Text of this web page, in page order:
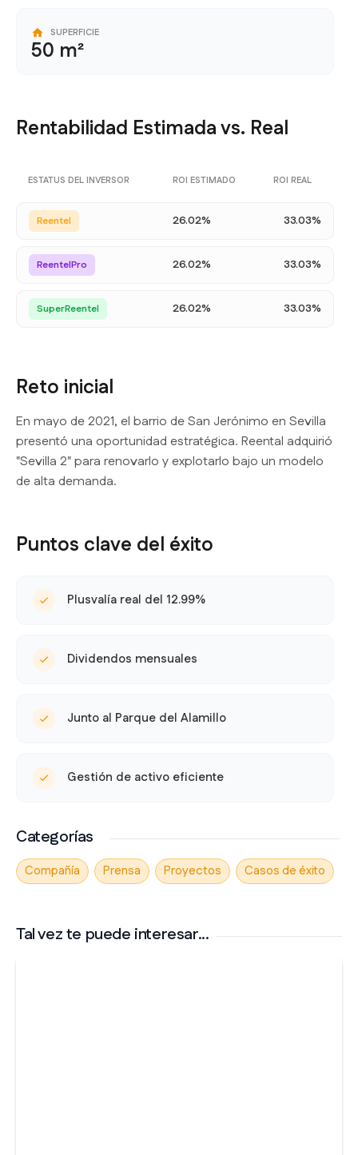
SUPERFICIE
50 m²
Rentabilidad Estimada vs. Real
ESTATUS DEL INVERSOR ROI ESTIMADO ROI REAL
Reentel 26.02% 33.03%
ReentelPro 26.02% 33.03%
SuperReentel 26.02% 33.03%
Reto inicial
En mayo de 2021, el barrio de San Jerónimo en Sevilla
presentó una oportunidad estratégica. Reental adquirió
"Sevilla 2" para renovarlo y explotarlo bajo un modelo
de alta demanda.
Puntos clave del éxito
Plusvalía real del 12.99%
Dividendos mensuales
Junto al Parque del Alamillo
Gestión de activo eficiente
Categorías
Compañía Prensa Proyectos Casos de éxito
Tal vez te puede interesar...